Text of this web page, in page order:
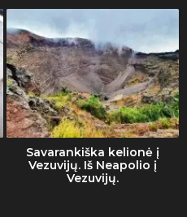
Savarankiška kelionė į
Vezuvijų. Iš Neapolio į
Vezuvijų.